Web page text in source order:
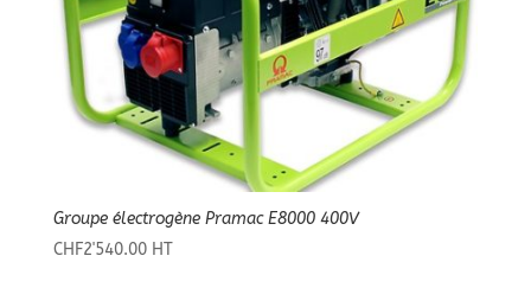
Groupe électrogène Pramac E8000 400V
CHF2'540.00 HT